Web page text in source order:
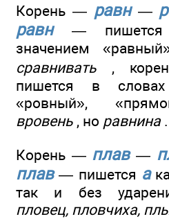
Корень — равн—
равн— пишется
значением
сравнивать ,
пишется в
«ровный»,
вровень , но равнина .
Корень — плав—
плав— пишется а
так и без
пловец, пловчиха,